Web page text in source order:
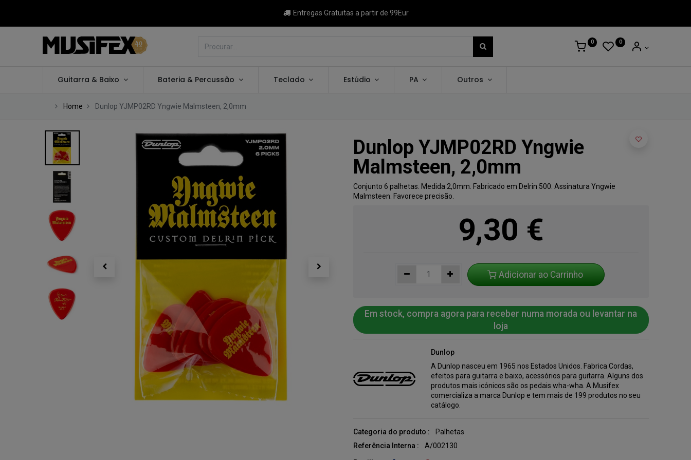
Entregas Gratuitas a partir de 99Eur
0 0
Guitarra & Baixo Bateria & Percussão Teclado Estúdio PA Outros
Home Dunlop YJMP02RD Yngwie Malmsteen, 2,0mm
Dunlop YJMP02RD Yngwie
Malmsteen, 2,0mm
Conjunto 6 palhetas. Medida 2,0mm. Fabricado em Delrin 500. Assinatura Yngwie
Malmsteen. Favorece precisão.
9,30 €
Adicionar ao Carrinho
Em stock, compra agora para receber numa morada ou levantar na
loja
Dunlop
A Dunlop nasceu em 1965 nos Estados Unidos. Fabrica Cordas,
efeitos para guitarra e baixo, acessórios para guitarra. Alguns dos
produtos mais icónicos são os pedais wha-wha. A Musifex
comercializa a marca Dunlop e tem mais de 199 produtos no seu
catálogo.
Categoria do produto :
Palhetas
Referência Interna :
A/002130